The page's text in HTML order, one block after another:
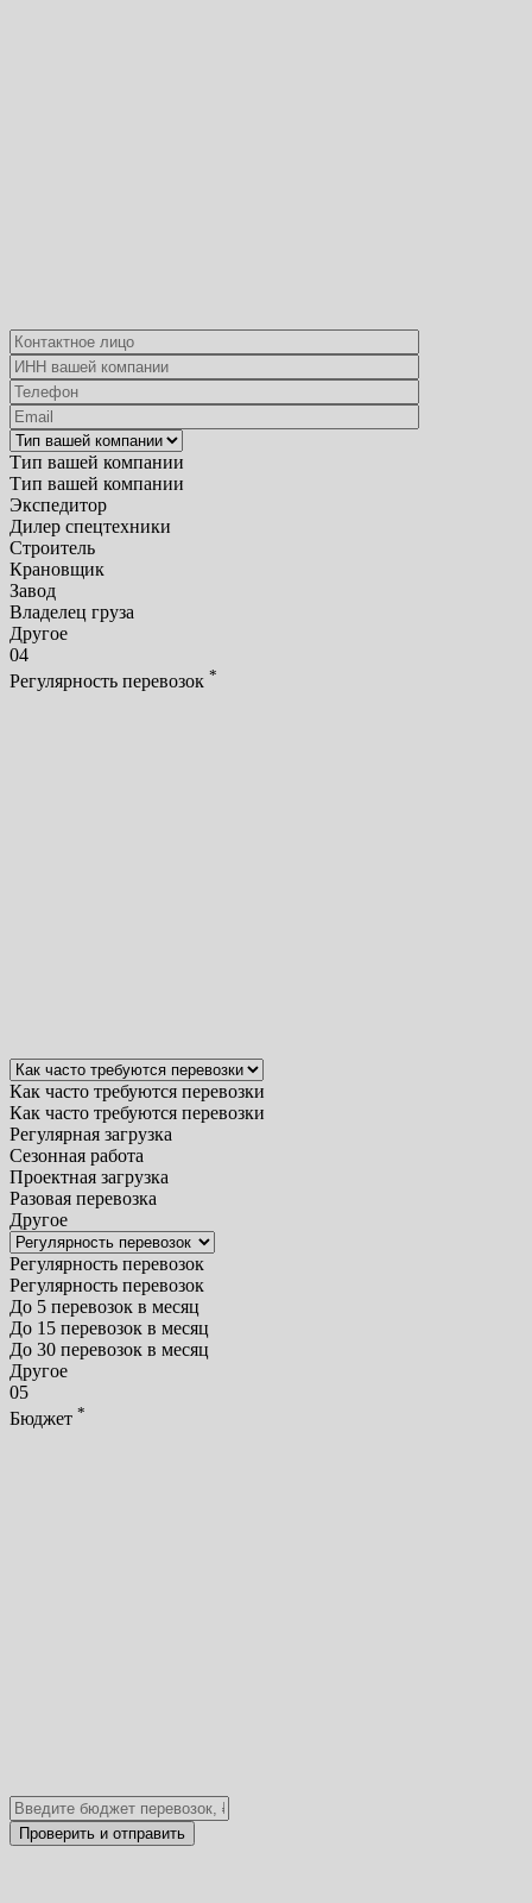
Тип вашей компании
Тип вашей компании
Экспедитор
Дилер спецтехники
Строитель
Крановщик
Завод
Владелец груза
Другое
04
Регулярность перевозок *
Как часто требуются перевозки
Как часто требуются перевозки
Регулярная загрузка
Сезонная работа
Проектная загрузка
Разовая перевозка
Другое
Регулярность перевозок
Регулярность перевозок
До 5 перевозок в месяц
До 15 перевозок в месяц
До 30 перевозок в месяц
Другое
05
Бюджет *